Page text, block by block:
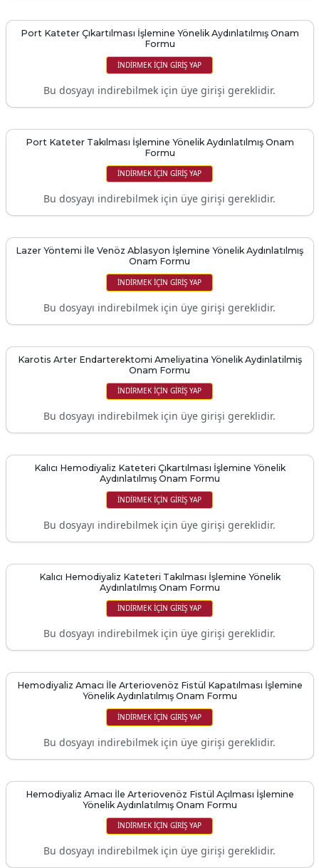
Port Kateter Çıkartılması İşlemine Yönelik Aydınlatılmış Onam
Formu
İNDIRMEK IÇIN GIRIŞ YAP
Bu dosyayı indirebilmek için üye girişi gereklidir.
Port Kateter Takılması İşlemine Yönelik Aydınlatılmış Onam
Formu
İNDIRMEK IÇIN GIRIŞ YAP
Bu dosyayı indirebilmek için üye girişi gereklidir.
Lazer Yöntemi İle Venöz Ablasyon İşlemine Yönelik Aydınlatılmış
Onam Formu
İNDIRMEK IÇIN GIRIŞ YAP
Bu dosyayı indirebilmek için üye girişi gereklidir.
Karotis Arter Endarterektomi Ameliyatina Yönelik Aydinlatilmiş
Onam Formu
İNDIRMEK IÇIN GIRIŞ YAP
Bu dosyayı indirebilmek için üye girişi gereklidir.
Kalıcı Hemodiyaliz Kateteri Çıkartılması İşlemine Yönelik
Aydınlatılmış Onam Formu
İNDIRMEK IÇIN GIRIŞ YAP
Bu dosyayı indirebilmek için üye girişi gereklidir.
Kalıcı Hemodiyaliz Kateteri Takılması İşlemine Yönelik
Aydınlatılmış Onam Formu
İNDIRMEK IÇIN GIRIŞ YAP
Bu dosyayı indirebilmek için üye girişi gereklidir.
Hemodiyaliz Amacı İle Arteriovenöz Fistül Kapatılması İşlemine
Yönelik Aydınlatılmış Onam Formu
İNDIRMEK IÇIN GIRIŞ YAP
Bu dosyayı indirebilmek için üye girişi gereklidir.
Hemodiyaliz Amacı İle Arteriovenöz Fistül Açılması İşlemine
Yönelik Aydınlatılmış Onam Formu
İNDIRMEK IÇIN GIRIŞ YAP
Bu dosyayı indirebilmek için üye girişi gereklidir.